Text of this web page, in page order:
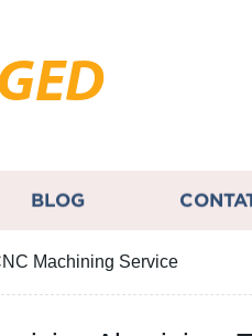
BLOG
Machining Service